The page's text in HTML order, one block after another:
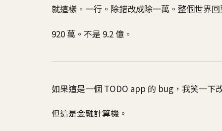
就這樣。一行。除錯改成除一萬。整個世界
920 萬。不是 9.2 億。
如果這是一個 TODO app 的 bug，我笑一下
但這是金融計算機。